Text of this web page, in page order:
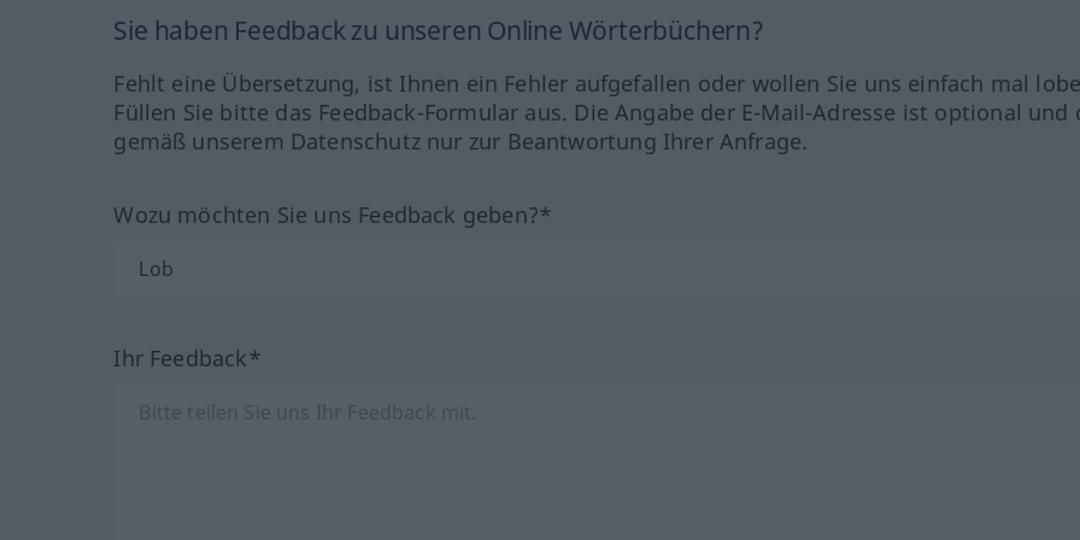
Sie haben Feedback zu unseren Online Wörterbüchern?
Fehlt eine Übersetzung, ist Ihnen ein Fehler aufgefallen oder wollen Sie uns einfach mal
Füllen Sie bitte das Feedback-Formular aus. Die Angabe der E-Mail-Adresse ist optional und
gemäß unserem Datenschutz nur zur Beantwortung Ihrer Anfrage.
Wozu möchten Sie uns Feedback geben?*
Ihr Feedback*